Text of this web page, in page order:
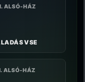
ALSÓ-HÁZ
VSE
ALSÓ-HÁZ